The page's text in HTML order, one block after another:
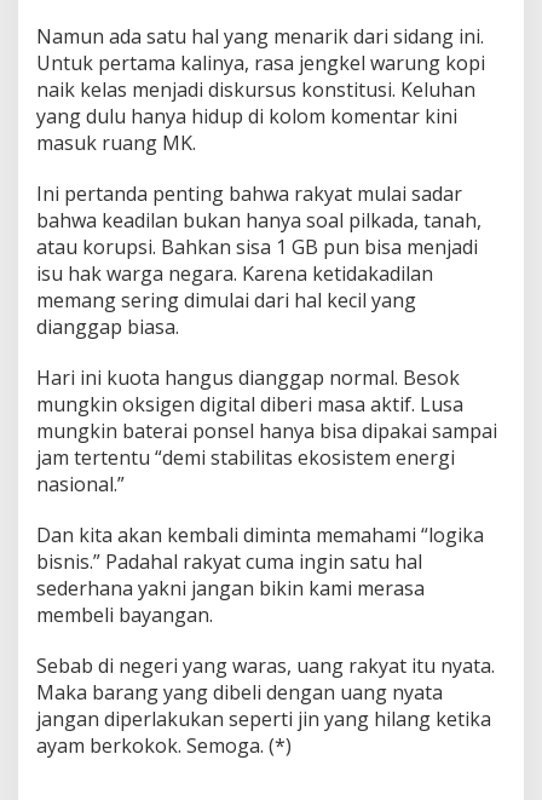
Namun ada satu hal yang menarik dari sidang ini.
Untuk pertama kalinya, rasa jengkel warung kopi
naik kelas menjadi diskursus konstitusi. Keluhan
yang dulu hanya hidup di kolom komentar kini
masuk ruang MK.
Ini pertanda penting bahwa rakyat mulai sadar
bahwa keadilan bukan hanya soal pilkada, tanah,
atau korupsi. Bahkan sisa 1 GB pun bisa menjadi
isu hak warga negara. Karena ketidakadilan
memang sering dimulai dari hal kecil yang
dianggap biasa.
Hari ini kuota hangus dianggap normal. Besok
mungkin oksigen digital diberi masa aktif. Lusa
mungkin baterai ponsel hanya bisa dipakai sampai
jam tertentu “demi stabilitas ekosistem energi
nasional.”
Dan kita akan kembali diminta memahami “logika
bisnis.” Padahal rakyat cuma ingin satu hal
sederhana yakni jangan bikin kami merasa
membeli bayangan.
Sebab di negeri yang waras, uang rakyat itu nyata.
Maka barang yang dibeli dengan uang nyata
jangan diperlakukan seperti jin yang hilang ketika
ayam berkokok. Semoga. (*)